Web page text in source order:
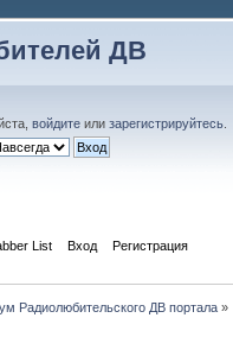
ДВ
войдите или зарегистрируйтесь
List Вход Регистрация
Радиолюбительского ДВ портала»